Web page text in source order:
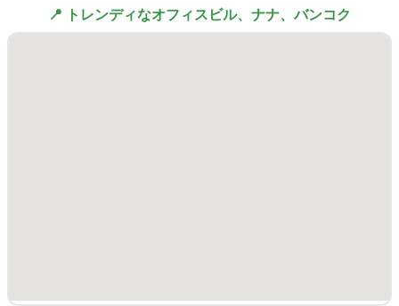
📍 トレンディなオフィスビル、ナナ、バンコク